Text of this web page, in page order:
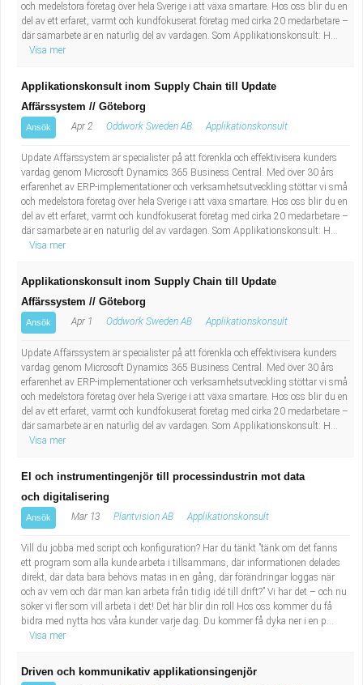
och medelstora företag över hela Sverige i att växa smartare. Hos oss blir du en
del av ett erfaret, varmt och kundfokuserat företag med cirka 20 medarbetare –
där samarbete är en naturlig del av vardagen. Som Applikationskonsult: H...
Visa mer
Applikationskonsult inom Supply Chain till Update
Affärssystem // Göteborg
Ansök Apr 2 Oddwork Sweden AB Applikationskonsult
Update Affärssystem är specialister på att förenkla och effektivisera kunders
vardag genom Microsoft Dynamics 365 Business Central. Med över 30 års
erfarenhet av ERP-implementationer och verksamhetsutveckling stöttar vi små
och medelstora företag över hela Sverige i att växa smartare. Hos oss blir du en
del av ett erfaret, varmt och kundfokuserat företag med cirka 20 medarbetare –
där samarbete är en naturlig del av vardagen. Som Applikationskonsult: H...
Visa mer
Applikationskonsult inom Supply Chain till Update
Affärssystem // Göteborg
Ansök Apr 1 Oddwork Sweden AB Applikationskonsult
Update Affärssystem är specialister på att förenkla och effektivisera kunders
vardag genom Microsoft Dynamics 365 Business Central. Med över 30 års
erfarenhet av ERP-implementationer och verksamhetsutveckling stöttar vi små
och medelstora företag över hela Sverige i att växa smartare. Hos oss blir du en
del av ett erfaret, varmt och kundfokuserat företag med cirka 20 medarbetare –
där samarbete är en naturlig del av vardagen. Som Applikationskonsult: H...
Visa mer
El och instrumentingenjör till processindustrin mot data
och digitalisering
Ansök Mar 13 Plantvision AB Applikationskonsult
Vill du jobba med script och konfiguration? Har du tänkt ”tänk om det fanns
ett program som alla kunde arbeta i tillsammans, där informationen delades
direkt, där data bara behövs matas in en gång, där förändringar loggas när
och av vem och där man kan arbeta från tidig idé till drift?” Vi har det – och nu
söker vi fler som vill arbeta i det! Det här blir din roll Hos oss kommer du få
bidra med nytta hos våra kunder varje dag. Du kommer få dyka ner i en p...
Visa mer
Driven och kommunikativ applikationsingenjör